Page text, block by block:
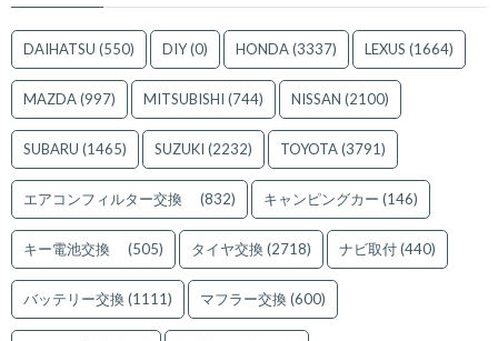
DAIHATSU (550) DIY(0) HONDA(3337) LEXUS (1664)
MAZDA(997) MITSUBISHI (744) NISSAN (2100)
SUBARU (1465) SUZUKI (2232) TOYOTA(3791)
エアコンフィルター交換 (832) キャンピングカー (146)
キー電池交換 (505) タイヤ交換(2718) ナビ取付(440)
バッテリー交換(1111) マフラー交換(600)